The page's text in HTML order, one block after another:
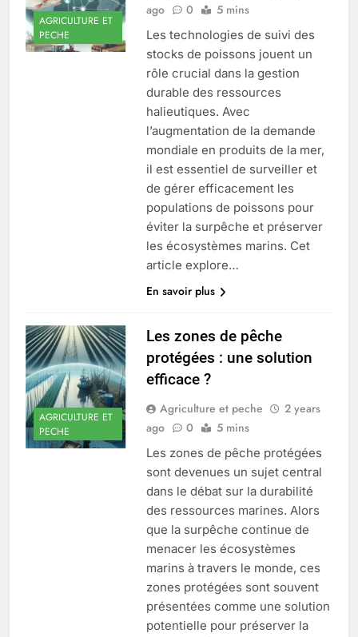
AGRICULTURE ET
PECHE
ago
0 5 mins
Les technologies de suivi des
stocks de poissons jouent un
rôle crucial dans la gestion
durable des ressources
halieutiques. Avec
l’augmentation de la demande
mondiale en produits de la mer,
il est essentiel de surveiller et
de gérer efficacement les
populations de poissons pour
éviter la surpêche et préserver
les écosystèmes marins. Cet
article explore…
En savoir plus
AGRICULTURE ET
PECHE
Les zones de pêche
protégées : une solution
efficace ?
Agriculture et peche
2 years
ago
0 5 mins
Les zones de pêche protégées
sont devenues un sujet central
dans le débat sur la durabilité
des ressources marines. Alors
que la surpêche continue de
menacer les écosystèmes
marins à travers le monde, ces
zones protégées sont souvent
présentées comme une solution
potentielle pour préserver la